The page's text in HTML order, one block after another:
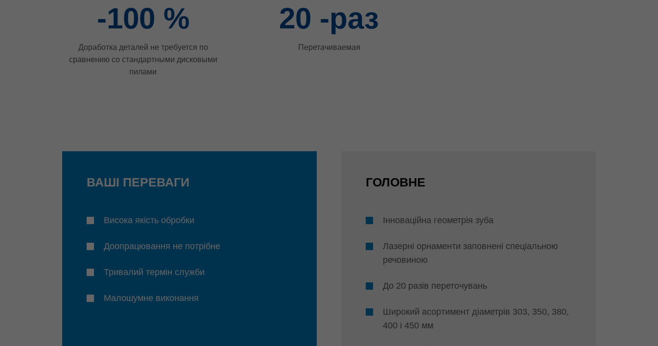
-100 %
Доработка деталей не требуется по
сравнению со стандартными дисковыми
пилами
20 -раз
Перетачиваемая
ВАШІ ПЕРЕВАГИ
Висока якість обробки
Доопрацювання не потрібне
Тривалий термін служби
Малошумне виконання
ГОЛОВНЕ
Інноваційна геометрія зуба
Лазерні орнаменти заповнені спеціальною
речовиною
До 20 разів переточувань
Широкий асортимент діаметрів 303, 350, 380,
400 і 450 мм